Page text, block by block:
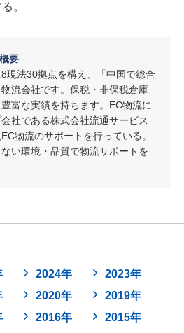
。
要
現法30拠点を構え、「中国で総合
流会社です。保税・非保税倉庫
富な実績を持ちます。EC物流に
社である株式会社流通サービス
物流のサポートを行っている。
い環境・品質で物流サポートを
2024年
2023年
2020年
2019年
2016年 2015年